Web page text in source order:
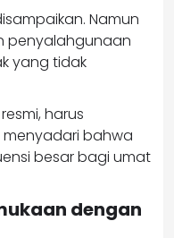
Namun
penyalahgunaan
yang tidak
harus
menyadari bahwa
besar bagi umat
dengan